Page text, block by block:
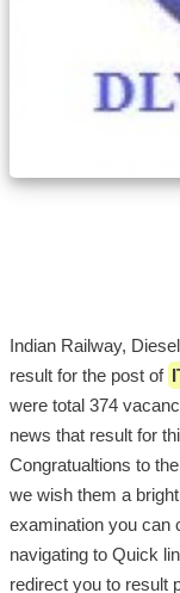
Indian Railway,
result for the post of
were total 374
news that result for
Congratualtions to
we wish them a
examination you can
navigating to Quick
redirect you to result